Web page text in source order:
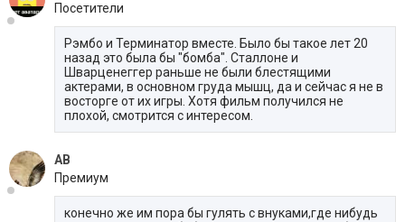
Посетители
Рэмбо и Терминатор вместе. Было бы такое лет 20
назад это была бы "бомба". Сталлоне и
Шварценеггер раньше не были блестящими
актерами, в основном груда мышц, да и сейчас я не в
восторге от их игры. Хотя фильм получился не
плохой, смотрится с интересом.
AB
Премиум
конечно же им пора бы гулять с внуками,где нибудь